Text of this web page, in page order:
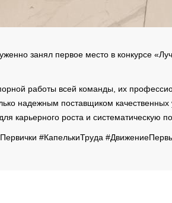
занял первое место в конкурсе
работы всей команды, их
надежным поставщиком
карьерного роста и систематическую
#КапелькиТруда